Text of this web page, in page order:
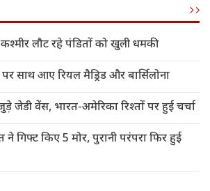
लौट रहे पंडितों को खुली धमकी
साथ आए रियल मैड्रिड और बार्सिलोना
जेडी वेंस, भारत-अमेरिका रिश्तों पर हुई चर्चा
गिफ्ट किए 5 मोर, पुरानी परंपरा फिर हुई